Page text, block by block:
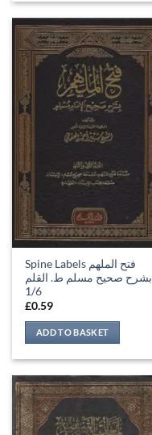
Spine Labels فتح الملهم
بشرح صحيح مسلم ط. القلم
1/6
£0.59
ADD TO BASKET